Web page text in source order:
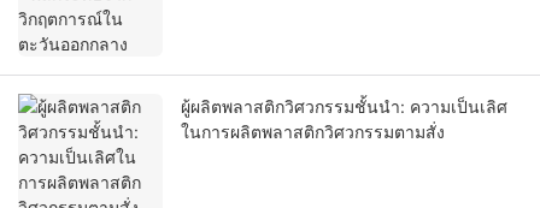
ผู้ผลิตพลาสติกวิศวกรรมชั้นนำ: ความเป็นเลิศ
ในการผลิตพลาสติกวิศวกรรมตามสั่ง